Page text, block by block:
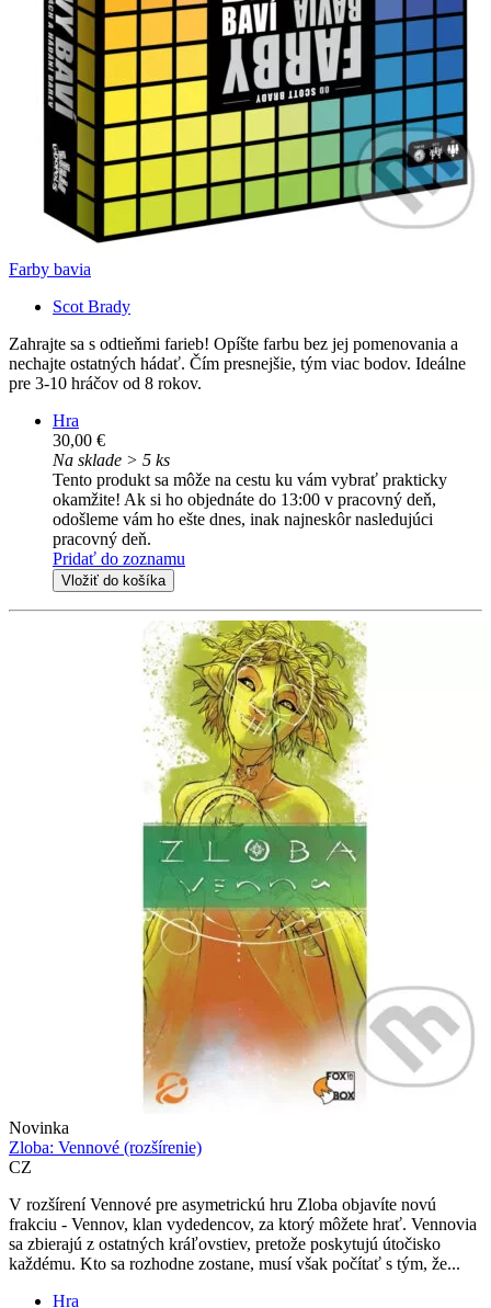
Farby bavia
Scot Brady
Zahrajte sa s odtieňmi farieb! Opíšte farbu bez jej pomenovania a
nechajte ostatných hádať. Čím presnejšie, tým viac bodov. Ideálne
pre 3-10 hráčov od 8 rokov.
Hra
30,00 €
Na sklade > 5 ks
Tento produkt sa môže na cestu ku vám vybrať prakticky
okamžite! Ak si ho objednáte do 13:00 v pracovný deň,
odošleme vám ho ešte dnes, inak najneskôr nasledujúci
pracovný deň.
Pridať do zoznamu
Vložiť do košíka
Novinka
Zloba: Vennové (rozšírenie)
CZ
V rozšírení Vennové pre asymetrickú hru Zloba objavíte novú
frakciu - Vennov, klan vydedencov, za ktorý môžete hrať. Vennovia
sa zbierajú z ostatných kráľovstiev, pretože poskytujú útočisko
každému. Kto sa rozhodne zostane, musí však počítať s tým, že...
Hra